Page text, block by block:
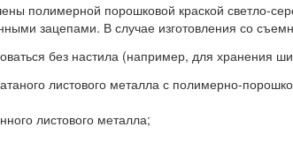
полимерной порошковой краской светло-
зацепами. В случае изготовления со
без настила (например, для хранения
листового металла с полимерно-
листового металла;